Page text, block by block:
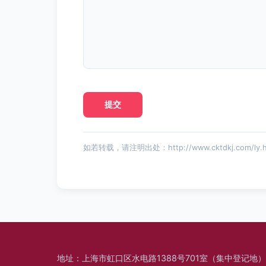
如若转载，请注明出处：http://www.cktdkj.com/
地址：上海市虹口区水电路1388号701室（集中登记地）